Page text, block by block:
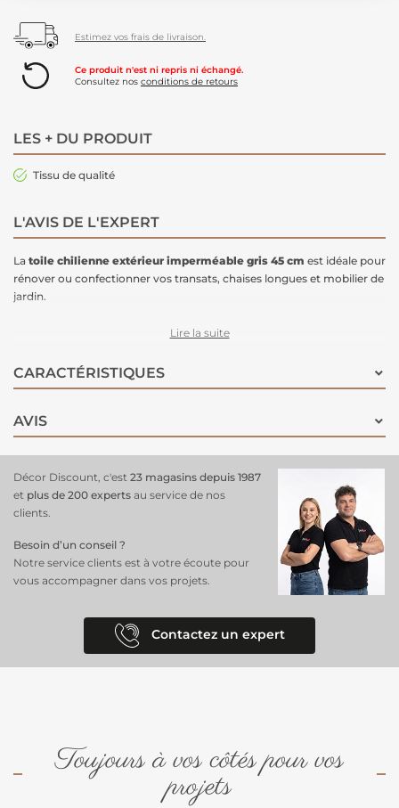
Estimez vos frais de livraison.
Ce produit n'est ni repris ni échangé.
Consultez nos conditions de retours
LES + DU PRODUIT
Tissu de qualité
L'AVIS DE L'EXPERT
La toile chilienne extérieur imperméable gris 45 cm est idéale pour
rénover ou confectionner vos transats, chaises longues et mobilier de
jardin.
Conçue pour un usage extérieur, cette toile résistante supporte une
robuste assure confort et solidité, que ce soit pour une
transatou d’autres assises de jardin. Facile à manipuler, elle convient
Couleur: Gris
Propriété
Usage : Transat, chilienne et mobilier d’extérieur
Untissu de qualité, durable et pratique, pour donner une seconde
vie à votre mobilier d’extérieur.
Lire la suite
CARACTÉRISTIQUES
AVIS
Décor Discount, c'est 23 magasins depuis 1987
et plus de 200 experts au service de nos
clients.
Besoin d’un conseil ?
Notre service clients est à votre écoute pour
vous accompagner dans vos projets.
Contactez un expert
Toujours à vos côtés pour vos
projets